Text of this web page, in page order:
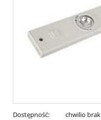
Dostępność: chwilio brak